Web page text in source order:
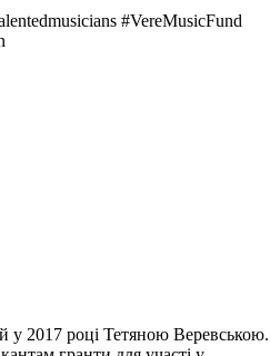
#VereMusicFund
у 2017 році Тетяною Веревською.